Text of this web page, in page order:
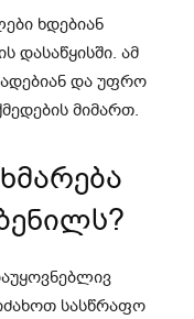
ხდებიან
დასაწყისში. ამ
და უფრო
მიმართ.
სასწრაფო